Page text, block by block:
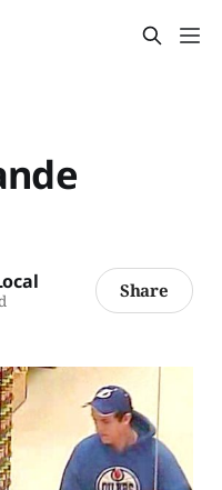
Share